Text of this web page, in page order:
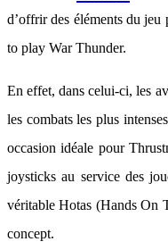
d’offrir des éléments du jeu
to play War Thunder.
En effet, dans celui-ci, les
les combats les plus
occasion idéale pour
joysticks au service des
véritable Hotas (Hands On
concept.